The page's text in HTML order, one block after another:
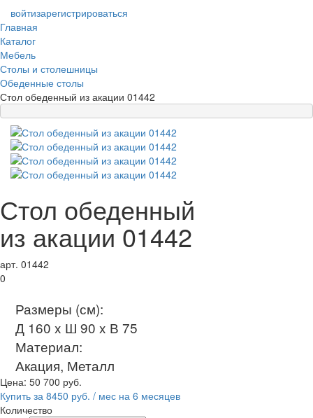
войтизарегистрироваться
Главная
Каталог
Мебель
Столы и столешницы
Обеденные столы
Стол обеденный из акации 01442
Стол обеденный
из акации 01442
арт. 01442
0
Размеры (см):
Д 160 x Ш 90 x В 75
Материал:
Акация, Металл
Цена: 50 700 руб.
Купить за 8450 руб. / мес на 6 месяцев
Количество